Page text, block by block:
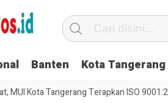
Banten Kota Tangerang
Tangerang Terapkan ISO 9001:2015